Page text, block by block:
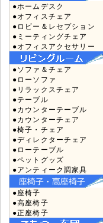
●ホームデスク
●オフィスチェア
●ロビー＆レセプション
●ミーティングチェア
●オフィスアクセサリー
●ソファ＆チェア
●ローソファ
●リラックスチェア
●テーブル
●カウンターテーブル
●カウンターチェア
●椅子・チェア
●ディレクターチェア
●ローテーブル
●ペットグッズ
●アンティーク調家具
●座椅子
●高座椅子
●正座椅子